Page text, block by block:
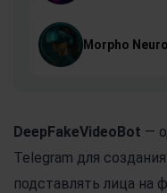
Morpho Neuro
DeepFakeVideoBot —
Telegram для
подставлять лица на